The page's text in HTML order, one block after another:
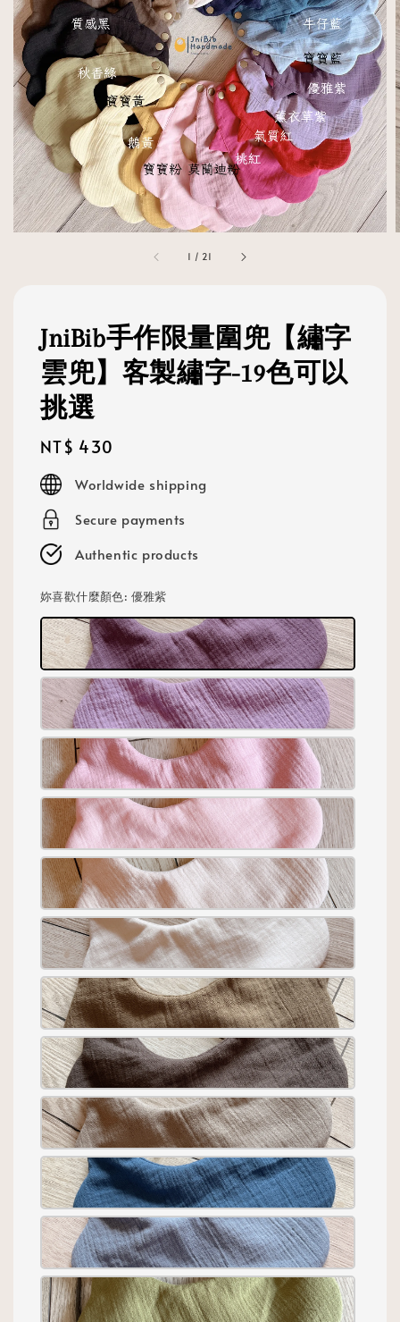
1 / 21
JniBib手作限量圍兜【繡字
雲兜】客製繡字-19色可以
挑選
Regular
price
NT$ 430
Worldwide shipping
Secure payments
Authentic products
妳喜歡什麼顏色: 優雅紫